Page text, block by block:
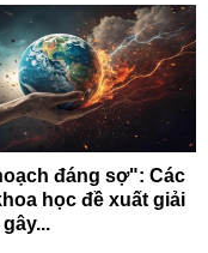
đáng sợ": Các
học đề xuất giải